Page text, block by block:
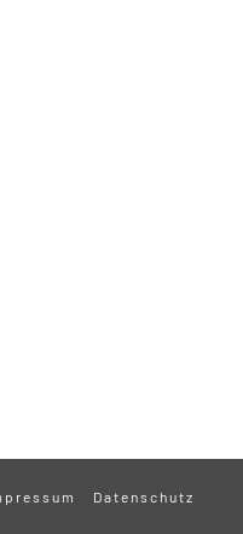
Datenschutz